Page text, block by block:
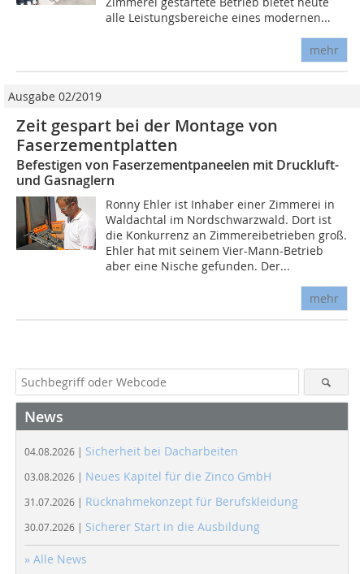
alle Leistungsbereiche eines modernen...
mehr
Ausgabe 02/2019
Zeit gespart bei der Montage von
Faserzementplatten
Befestigen von Faserzementpaneelen mit Druckluft-
und Gasnaglern
Ronny Ehler ist Inhaber einer Zimmerei in
Waldachtal im Nordschwarzwald. Dort ist
die Konkurrenz an Zimmereibetrieben groß.
Ehler hat mit seinem Vier-Mann-Betrieb
aber eine Nische gefunden. Der...
mehr
News
04.08.2026 | Sicherheit bei Dacharbeiten
03.08.2026 | Neues Kapitel für die Zinco GmbH
31.07.2026 | Rücknahmekonzept für Berufskleidung
30.07.2026 | Sicherer Start in die Ausbildung
» Alle News